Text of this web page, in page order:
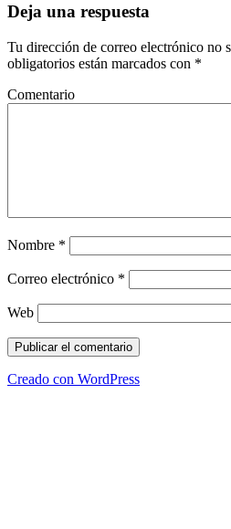
Deja una respuesta
Tu dirección de correo electrónico no
obligatorios están marcados con *
Comentario
Nombre *
Correo electrónico *
Web
Creado con WordPress